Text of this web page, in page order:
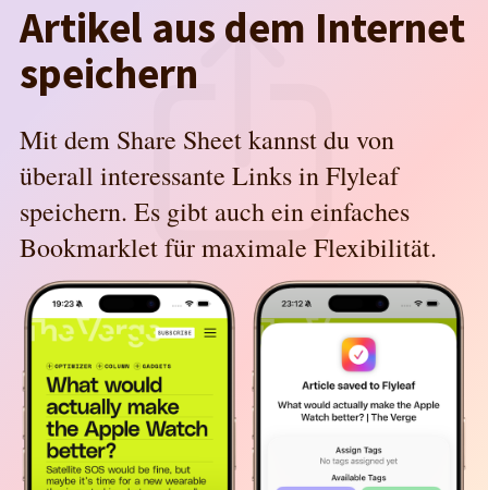
Artikel aus dem Internet
speichern
Mit dem Share Sheet kannst du von
überall interessante Links in Flyleaf
speichern. Es gibt auch ein einfaches
Bookmarklet für maximale Flexibilität.